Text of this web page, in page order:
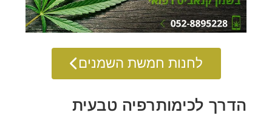
לחנות חמשת השמנים
הדרך לכימותרפיה טבעית